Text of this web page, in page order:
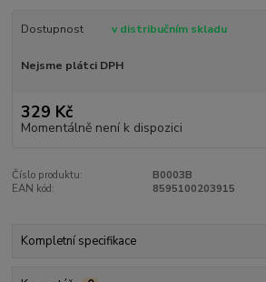
Dostupnost v distribučním skladu
Nejsme plátci DPH
329 Kč
Momentálně není k dispozici
Číslo produktu:
B0003B
EAN kód:
8595100203915
Kompletní specifikace